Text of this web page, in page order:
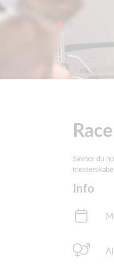
Savner du
Info